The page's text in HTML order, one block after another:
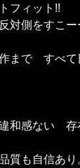
フィット!!
側をすこー
まで すべて
和感ない 存
も自信あり